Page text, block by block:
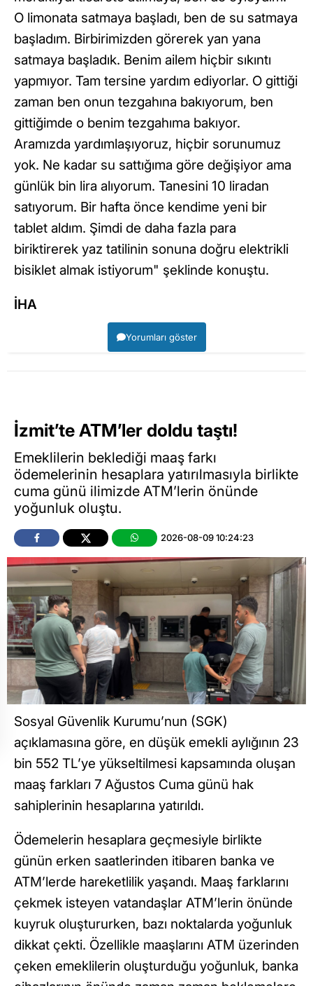
O limonata satmaya başladı, ben de su satmaya
başladım. Birbirimizden görerek yan yana
satmaya başladık. Benim ailem hiçbir sıkıntı
yapmıyor. Tam tersine yardım ediyorlar. O gittiği
zaman ben onun tezgahına bakıyorum, ben
gittiğimde o benim tezgahıma bakıyor.
Aramızda yardımlaşıyoruz, hiçbir sorunumuz
yok. Ne kadar su sattığıma göre değişiyor ama
günlük bin lira alıyorum. Tanesini 10 liradan
satıyorum. Bir hafta önce kendime yeni bir
tablet aldım. Şimdi de daha fazla para
biriktirerek yaz tatilinin sonuna doğru elektrikli
bisiklet almak istiyorum" şeklinde konuştu.
İHA
Yorumları göster
İzmit’te ATM’ler doldu taştı!
Emeklilerin beklediği maaş farkı
ödemelerinin hesaplara yatırılmasıyla birlikte
cuma günü ilimizde ATM’lerin önünde
yoğunluk oluştu.
2026-08-09 10:24:23
Sosyal Güvenlik Kurumu’nun (SGK)
açıklamasına göre, en düşük emekli aylığının 23
bin 552 TL’ye yükseltilmesi kapsamında oluşan
maaş farkları 7 Ağustos Cuma günü hak
sahiplerinin hesaplarına yatırıldı.
Ödemelerin hesaplara geçmesiyle birlikte
günün erken saatlerinden itibaren banka ve
ATM’lerde hareketlilik yaşandı. Maaş farklarını
çekmek isteyen vatandaşlar ATM’lerin önünde
kuyruk oluştururken, bazı noktalarda yoğunluk
dikkat çekti. Özellikle maaşlarını ATM üzerinden
çeken emeklilerin oluşturduğu yoğunluk, banka